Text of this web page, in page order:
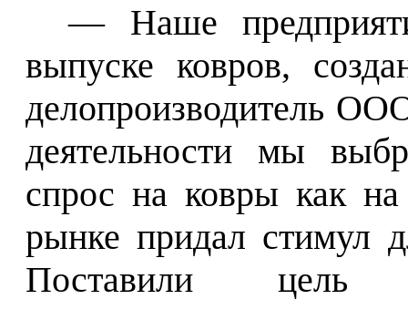
— Наше
выпуске ковров,
делопроизводитель
деятельности мы
спрос на ковры как
рынке придал стимул
Поставили цель